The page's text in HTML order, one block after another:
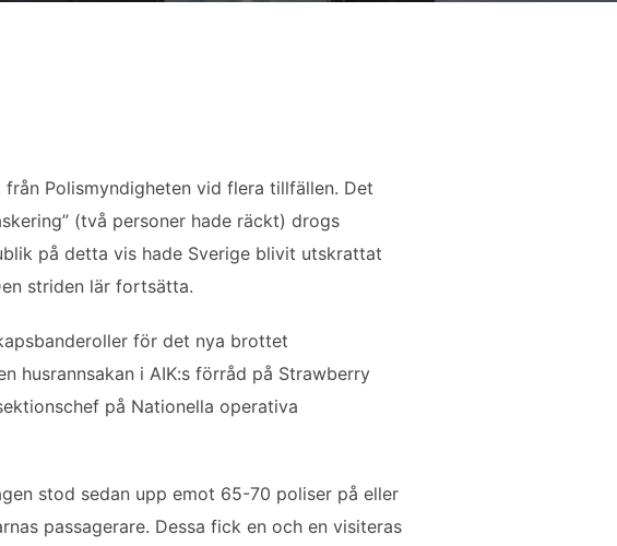
Polismyndigheten vid flera tillfällen. Det
(två personer hade räckt) drogs
på detta vis hade Sverige blivit utskrattat
striden lär fortsätta.
för det nya brottet
husrannsakan i AIK:s förråd på Strawberry
på Nationella operativa
stod sedan upp emot 65-70 poliser på eller
passagerare. Dessa fick en och en visiteras